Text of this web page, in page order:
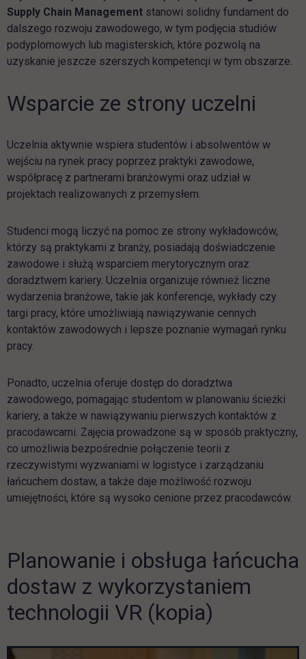
Supply Chain Management stanowi solidny fundament do
dalszego rozwoju zawodowego, w tym podjęcia studiów
podyplomowych lub magisterskich, które pozwolą na
uzyskanie jeszcze szerszych kompetencji w tym obszarze.
Wsparcie ze strony uczelni
Uczelnia aktywnie wspiera studentów i absolwentów w
wejściu na rynek pracy poprzez praktyki zawodowe,
współpracę z partnerami branżowymi oraz udział w
projektach realizowanych z przemysłem.
Studenci mogą liczyć na pomoc ze strony wykładowców,
którzy są praktykami z branży, posiadają doświadczenie
zawodowe i służą wsparciem merytorycznym oraz
doradztwem kariery. Uczelnia organizuje również liczne
wydarzenia branżowe, takie jak konferencje, wykłady czy
targi pracy, które umożliwiają nawiązywanie cennych
kontaktów zawodowych i lepsze poznanie wymagań rynku
pracy.
Ponadto, uczelnia oferuje dostęp do doradztwa
zawodowego, pomagając studentom w planowaniu ścieżki
kariery, a także w nawiązywaniu pierwszych kontaktów z
pracodawcami. Zajęcia prowadzone są w sposób praktyczny,
co umożliwia bezpośrednie połączenie teorii z
rzeczywistymi wyzwaniami w logistyce i zarządzaniu
łańcuchem dostaw, a także daje możliwość rozwoju
umiejętności, które są wysoko cenione przez pracodawców.
Planowanie i obsługa łańcucha
dostaw z wykorzystaniem
technologii VR (kopia)
Pomiń galerię